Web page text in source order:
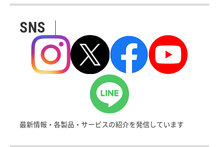
SNS
最新情報・各製品・サービスの紹介を発信しています